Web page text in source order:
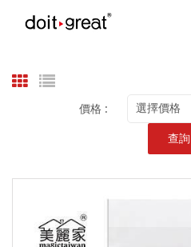
價格 : 選擇價格
查詢